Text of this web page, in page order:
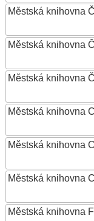
Městská knihovna
Městská knihovna
Městská knihovna
Městská knihovna
Městská knihovna
Městská knihovna
Městská knihovna